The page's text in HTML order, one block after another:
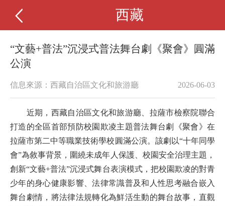
西藏
“文藝+普法”沉浸式普法舞台劇《聚會》圓滿
公演
信息來源：西藏自治區文化和旅游廳 2026-06-03
近期，西藏自治區文化和旅游廳、拉薩市檢察院聯合
打造的全區首部預防校園欺凌主題普法舞台劇《聚會》在
拉薩市第二中等職業技術學校圓滿公演。 該劇以“十年同學
會”為敘事背景，圍繞未成年人保護、校園安全治理主題，
創新“文藝+普法”沉浸式舞台表演模式，把校園欺凌的對青
少年的身心健康影響、法律常識普及和人性思考融合嵌入
舞台劇情，將法律法規轉化為鮮活生動的舞台故事，直觀